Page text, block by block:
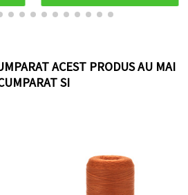
ACEST PRODUS AU MAI
SI